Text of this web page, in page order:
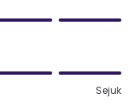
Sejuk